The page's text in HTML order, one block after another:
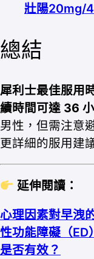
壯陽20mg/
總結
犀利士最佳服用
續時間可達 36
男性，但需注意
更詳細的服用建
延伸閱讀：
心理因素對早洩
性功能障礙（ED
是否有效？